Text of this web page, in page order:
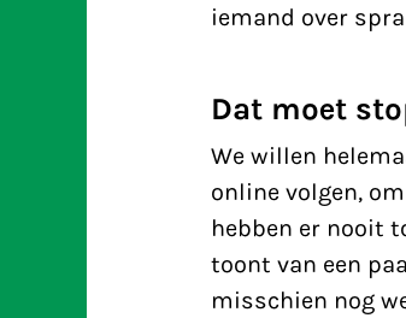
iemand over
Dat moet
We willen
online volgen,
hebben er nooit
toont van een
misschien nog